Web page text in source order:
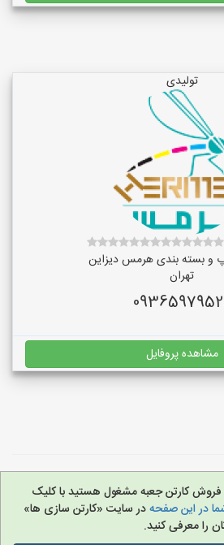
تولیدی
و بسته بندی هرمس دیزاین
تهران
مشاهده پروفایل
فروش کارتن جعبه مشغول هستید با کلیک
در این صفحهدر سایت «کارتن سازی ها»
را معرفی کنید.